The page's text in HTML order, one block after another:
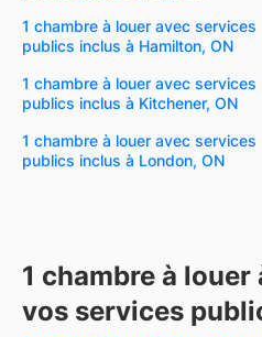
1 chambre à louer avec services
publics inclus à Hamilton, ON
1 chambre à louer avec services
publics inclus à Kitchener, ON
1 chambre à louer avec services
publics inclus à London, ON
1 chambre à louer
vos services